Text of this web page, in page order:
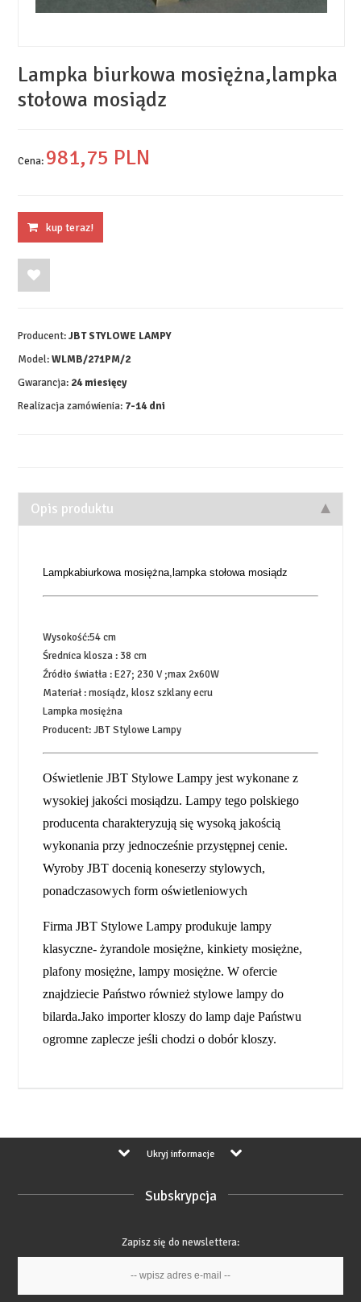
Lampka biurkowa mosiężna,lampka
stołowa mosiądz
Cena: 981,75 PLN
kup teraz!
Producent:JBT STYLOWE LAMPY
Model:WLMB/271PM/2
Gwarancja: 24 miesięcy
Realizacja zamówienia: 7-14 dni
Opis produktu
Lampkabiurkowa mosiężna,lampka stołowa mosiądz
Wysokość:54 cm
Średnica klosza : 38 cm
Źródło światła : E27; 230 V ;max 2x60W
Materiał : mosiądz, klosz szklany ecru
Lampka mosiężna
Producent: JBT Stylowe Lampy
Oświetlenie JBT Stylowe Lampy jest wykonane z
wysokiej jakości mosiądzu. Lampy tego polskiego
producenta charakteryzują się wysoką jakością
wykonania przy jednocześnie przystępnej cenie.
Wyroby JBT docenią koneserzy stylowych,
ponadczasowych form oświetleniowych
Firma JBT Stylowe Lampy produkuje lampy
klasyczne- żyrandole mosiężne, kinkiety mosiężne,
plafony mosiężne, lampy mosiężne. W ofercie
znajdziecie Państwo również stylowe lampy do
bilarda.Jako importer kloszy do lamp daje Państwu
ogromne zaplecze jeśli chodzi o dobór kloszy.
Ukryj informacje
Subskrypcja
Zapisz się do newslettera: